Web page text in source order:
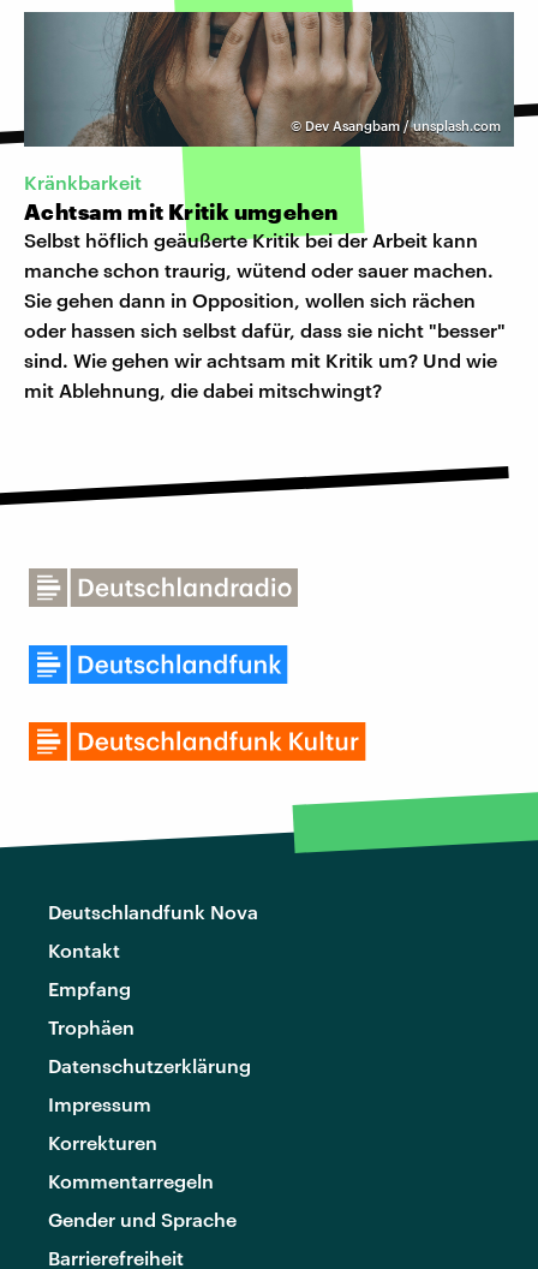
© Dev Asangbam / unsplash.com
Kränkbarkeit
Achtsam mit Kritik umgehen
Selbst höflich geäußerte Kritik bei der Arbeit kann
manche schon traurig, wütend oder sauer machen.
Sie gehen dann in Opposition, wollen sich rächen
oder hassen sich selbst dafür, dass sie nicht "besser"
sind. Wie gehen wir achtsam mit Kritik um? Und wie
mit Ablehnung, die dabei mitschwingt?
Deutschlandfunk Nova
Kontakt
Empfang
Trophäen
Datenschutzerklärung
Impressum
Korrekturen
Kommentarregeln
Gender und Sprache
Barrierefreiheit